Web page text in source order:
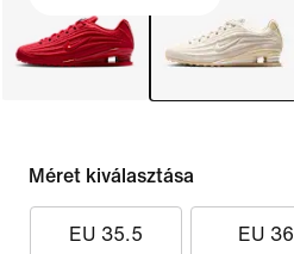
Méret kiválasztása
EU 35.5 EU 36